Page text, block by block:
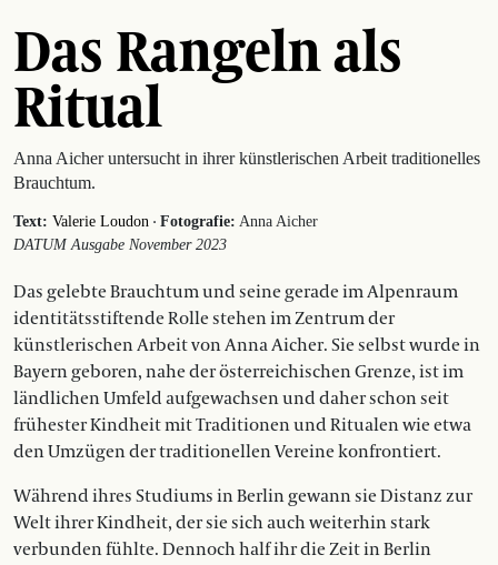
Das Rangeln als
Ritual
Anna Aicher untersucht in ihrer künstlerischen Arbeit traditionelles
Brauchtum.
Text: Valerie Loudon · Fotografie: Anna Aicher
DATUM Ausgabe November 2023
Das gelebte Brauchtum und seine gerade im Alpenraum
identitätsstiftende Rolle stehen im Zentrum der
künstlerischen Arbeit von Anna Aicher. Sie selbst wurde in
Bayern geboren, nahe der österreichischen Grenze, ist im
ländlichen Umfeld aufgewachsen und daher schon seit
frühester Kindheit mit ­Traditionen und Ritualen wie etwa
den Umzügen der traditionellen Vereine konfrontiert.
Während ihres Studiums in Berlin gewann sie Distanz zur
Welt ihrer Kindheit, der sie sich auch weiterhin stark
verbunden fühlte. Dennoch half ihr die Zeit in Berlin